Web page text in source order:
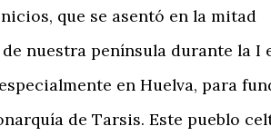
que se asentó en la mitad
nuestra península durante la I
en Huelva, para
de Tarsis. Este pueblo